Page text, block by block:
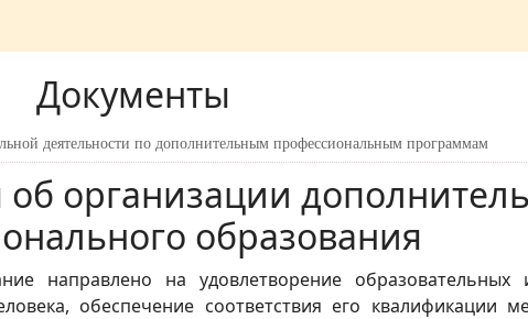
Документы
деятельности по дополнительным профессиональным программам
организации
образования
направлено на удовлетворение образовательных
обеспечение соответствия его квалификации